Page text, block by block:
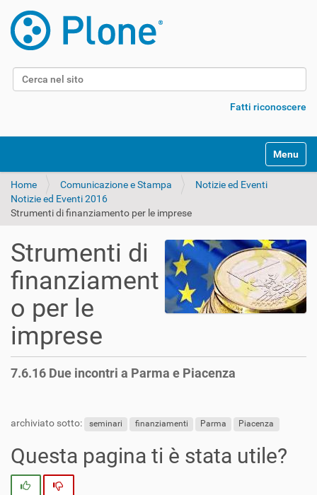
Cerca nel sito
Fatti riconoscere
Alterna
Home Comunicazione e Stampa
Notizie ed Eventi
Notizie ed Eventi 2016
Strumenti di finanziamento per le imprese
Strumenti di
finanziament
o per le
imprese
7.6.16 Due incontri a Parma e Piacenza
archiviato sotto: seminari finanziamenti Parma Piacenza
Questa pagina ti è stata utile?